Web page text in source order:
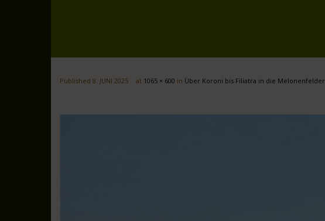
Published 8. JUNI 2025 at 1065 × 600 in Über Koroni bis Filiatra in die Melonenfelder